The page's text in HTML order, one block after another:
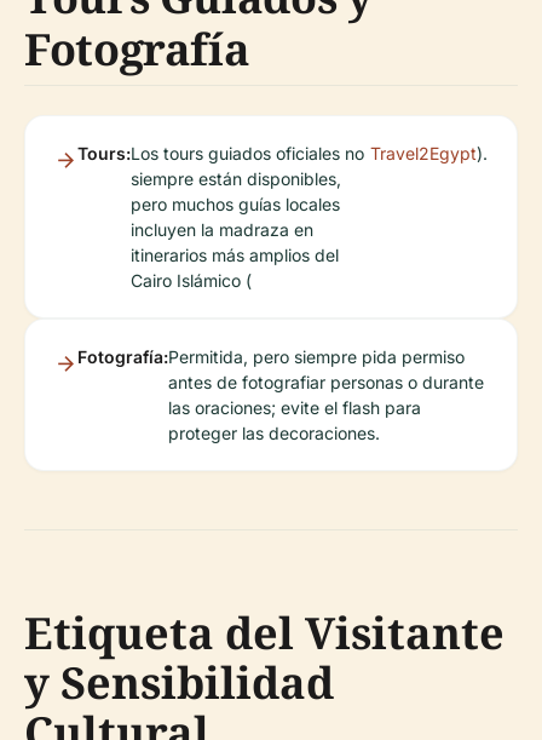
Fotografía
Tours:Los tours guiados oficiales no
siempre están disponibles,
pero muchos guías locales
incluyen la madraza en
itinerarios más amplios del
Cairo Islámico (
Travel2Egypt).
Fotografía:Permitida, pero siempre pida permiso
antes de fotografiar personas o durante
las oraciones; evite el flash para
proteger las decoraciones.
Etiqueta del Visitante
y Sensibilidad